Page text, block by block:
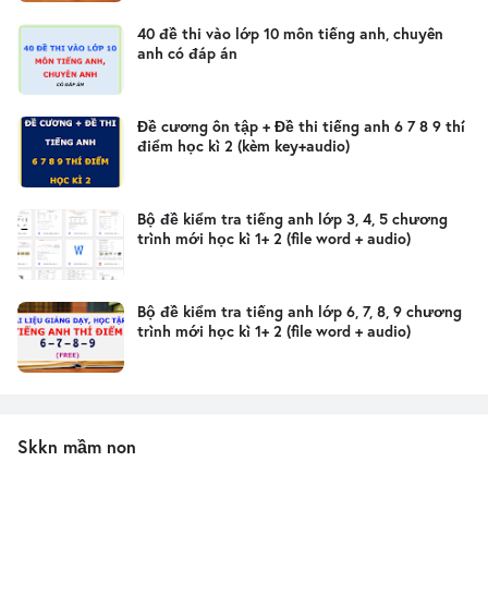
40 đề thi vào lớp 10 môn tiếng anh, chuyên
anh có đáp án
Đề cương ôn tập + Đề thi tiếng anh 6 7 8 9 thí
điểm học kì 2 (kèm key+audio)
Bộ đề kiểm tra tiếng anh lớp 3, 4, 5 chương
trình mới học kì 1+ 2 (file word + audio)
Bộ đề kiểm tra tiếng anh lớp 6, 7, 8, 9 chương
trình mới học kì 1+ 2 (file word + audio)
Skkn mầm non